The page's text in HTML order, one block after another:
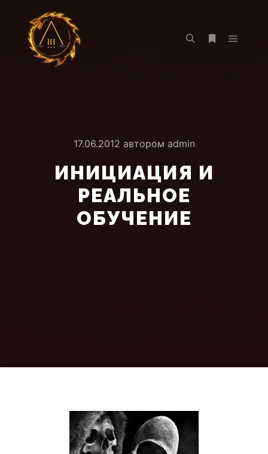
17.06.2012 автором admin
ИНИЦИАЦИЯ И
РЕАЛЬНОЕ
ОБУЧЕНИЕ